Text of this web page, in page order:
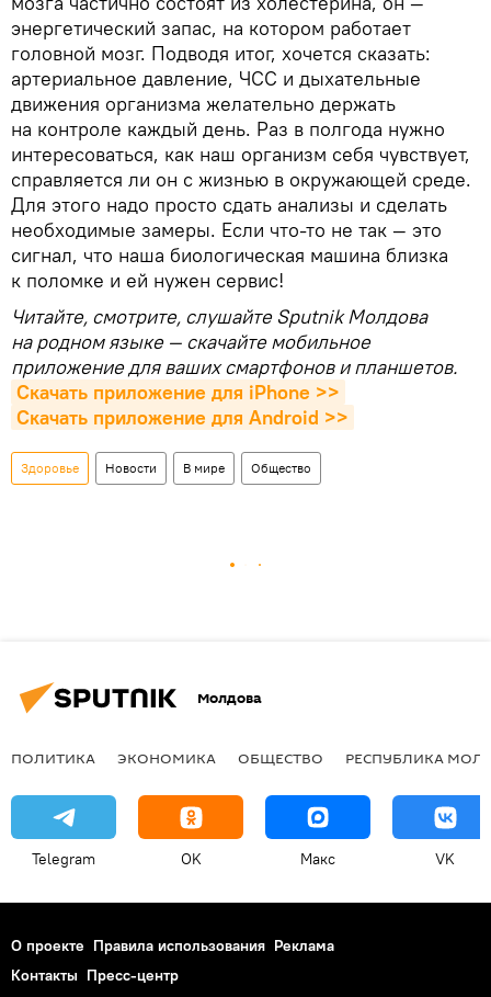
энергетический запас, на котором работает
головной мозг. Подводя итог, хочется сказать:
артериальное давление, ЧСС и дыхательные
движения организма желательно держать
на контроле каждый день. Раз в полгода нужно
интересоваться, как наш организм себя чувствует,
справляется ли он с жизнью в окружающей среде.
Для этого надо просто сдать анализы и сделать
необходимые замеры. Если что-то не так — это
сигнал, что наша биологическая машина близка
к поломке и ей нужен сервис!
Читайте, смотрите, слушайте Sputnik Молдова
на родном языке — скачайте мобильное
приложение для ваших смартфонов и планшетов.
Скачать приложение для iPhone >>
Скачать приложение для Android >>
Здоровье Новости В мире Общество
Молдова
ПОЛИТИКА ЭКОНОМИКА ОБЩЕСТВО РЕСПУБЛИКА
Telegram OK Макс VK
О проекте Правила использования Реклама
Контакты Пресс-центр